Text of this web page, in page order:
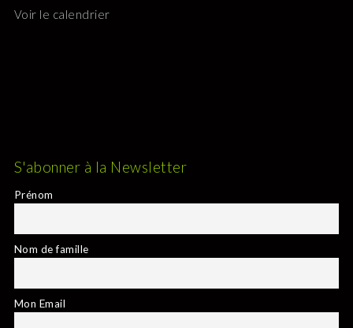
Voir le calendrier
S'abonner à la Newsletter
Prénom
Nom de famille
Mon Email